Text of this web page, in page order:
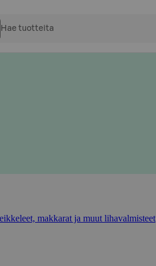
makkarat ja muut lihavalmisteet